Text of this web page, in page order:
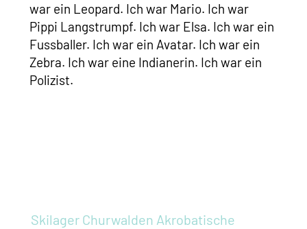
war ein Leopard. Ich war Mario. Ich war
Pippi Langstrumpf. Ich war Elsa. Ich war ein
Fussballer. Ich war ein Avatar. Ich war ein
Zebra. Ich war eine Indianerin. Ich war ein
Polizist.
Skilager Churwalden Akrobatische